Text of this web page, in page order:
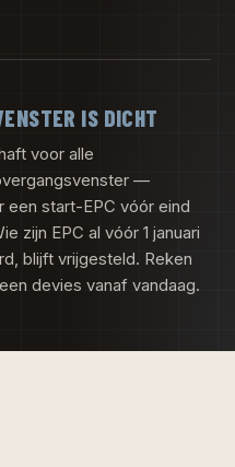
IS DICHT
voor alle
—
een start-EPC vóór eind
zijn EPC al vóór 1 januari
blijft vrijgesteld. Reken
devies vanaf vandaag.